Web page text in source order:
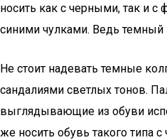
носить как с черными, так и
синими чулками. Ведь темный
Не стоит надевать темные
сандалиями светлых тонов.
выглядывающие из обуви
же носить обувь такого типа